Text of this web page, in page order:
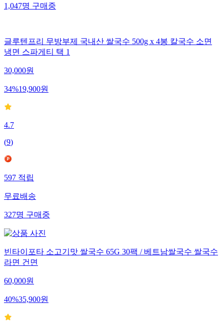
1,047명구매중
글루텐프리 무방부제 국내산 쌀국수 500g x 4봉 칼국수 소면
냉면 스파게티 택 1
30,000원
34%19,900원
4.7
(9)
597적립
무료배송
327명구매중
빈타이포타 소고기맛 쌀국수 65G 30팩 / 베트남쌀국수 쌀국수
라면 건면
60,000원
40%35,900원